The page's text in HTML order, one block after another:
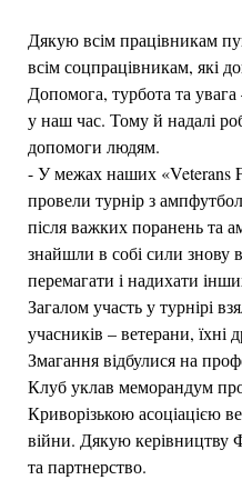
Дякую всім працівникам
всім соцпрацівникам, які
Допомога, турбота та
у наш час. Тому й надалі
допомоги людям.
- У межах наших «Veterans
провели турнір з
після важких поранень та
знайшли в собі сили знову
перемагати і надихати
Загалом участь у турнірі
учасників – ветерани, їхні
Змагання відбулися на
Клуб уклав меморандум
Криворізькою асоціацією
війни. Дякую керівництву
та партнерство.